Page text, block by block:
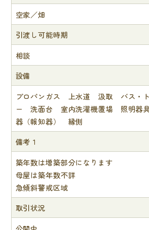
空家／畑
引渡し可能時期
相談
設備
プロパンガス 上水道 汲取 バス・
ー 洗面台 室内洗濯機置場 照明器
器（報知器） 縁側
備考１
築年数は増築部分になります
母屋は築年数不詳
急傾斜警戒区域
取引状況